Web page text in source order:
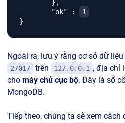
	"ok" :
1
Ngoài ra, lưu ý rằng cơ sở dữ
27017 trên 127.0.0.1 , địa chỉ
cho máy chủ cục bộ. Đây là số
MongoDB.
Tiếp theo, chúng ta sẽ xem